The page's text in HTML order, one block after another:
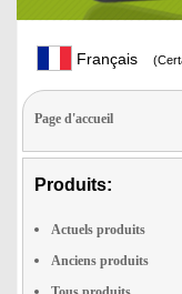
Français
Page d'accueil
Produits:
Actuels produits
Anciens produits